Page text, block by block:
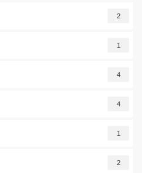
2
1
4
4
1
2